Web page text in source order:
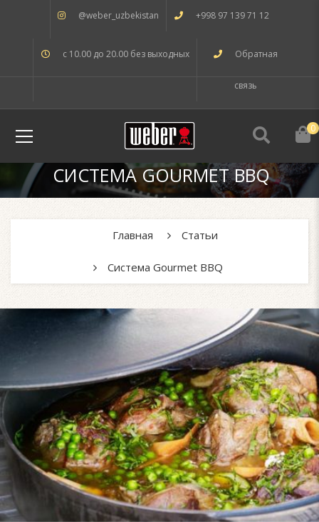
@weber_uzbekistan +998 97 139 71 12
с 10.00 до 20.00 без выходных Обратная
связь
0
СИСТЕМА GOURMET BBQ
Главная Статьи
Система Gourmet BBQ